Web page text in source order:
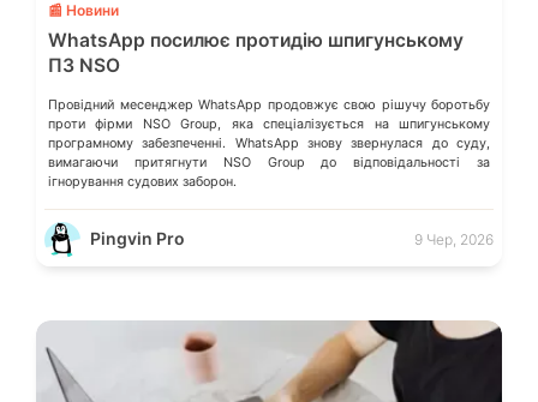
📰 Новини
WhatsApp посилює протидію шпигунському
ПЗ NSO
Провідний месенджер WhatsApp продовжує свою рішучу боротьбу
проти фірми NSO Group, яка спеціалізується на шпигунському
програмному забезпеченні. WhatsApp знову звернулася до суду,
вимагаючи притягнути NSO Group до відповідальності за
ігнорування судових заборон.
Pingvin Pro 9 Чер, 2026